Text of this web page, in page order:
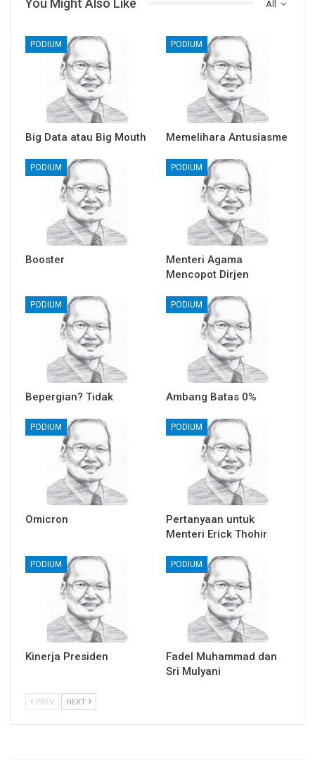
All
PODIUM
Big Data atau Big Mouth
PODIUM
Memelihara Antusiasme
PODIUM
Booster
PODIUM
Menteri Agama
Mencopot Dirjen
PODIUM
Bepergian? Tidak
PODIUM
Ambang Batas 0%
PODIUM
Omicron
PODIUM
Pertanyaan untuk
Menteri Erick Thohir
PODIUM
Kinerja Presiden
PODIUM
Fadel Muhammad dan
Sri Mulyani
PREV NEXT